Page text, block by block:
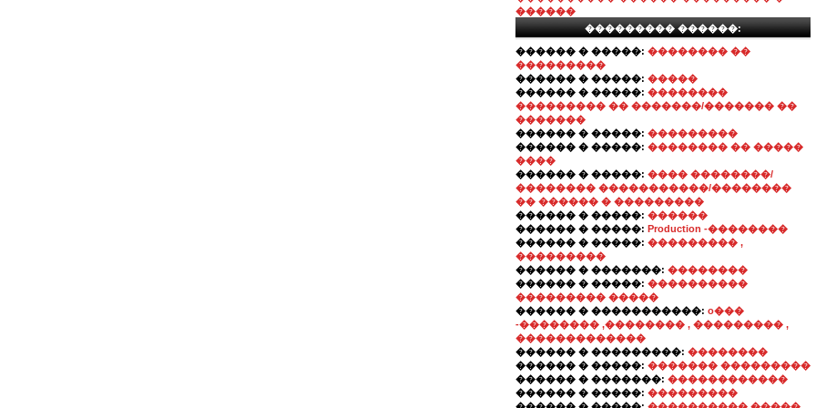
������
��������� ������:
������ � �����: �������� ��
���������
������ � �����: �����
������ � �����: ��������
��������� �� �������/������� ��
�������
������ � �����: ���������
������ � �����: �������� �� �����
����
������ � �����: ���� ��������/
�������� �����������/��������
�� ������ � ���������
������ � �����: ������
������ � �����: Production -��������
������ � �����: ��������� ,
���������
������ � �������: ��������
������ � �����: ����������
��������� �����
������ � �����������: o���
-�������� ,�������� , ��������� ,
�������������
������ � ���������: ��������
������ � �����: ������� ���������
������ � �������: ������������
������ � �����: ���������